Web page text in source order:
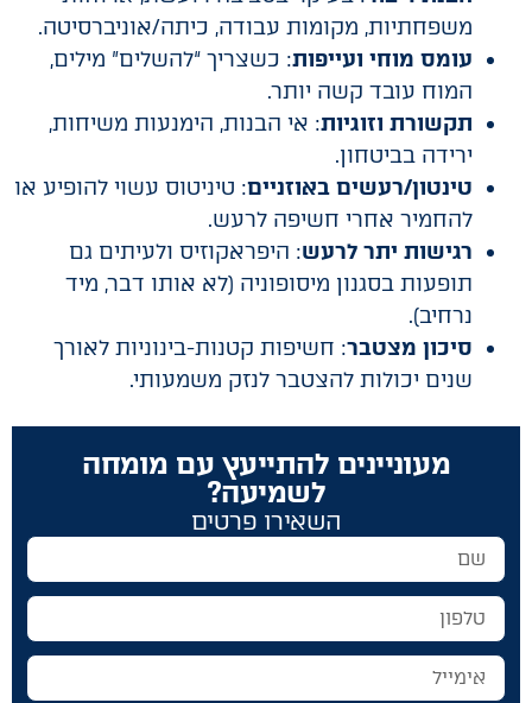
משפחתיות, מקומות עבודה, כיתה/אוניברסיטה.
עומס מוחי ועייפות: כשצריך “להשלים” מילים,
המוח עובד קשה יותר.
תקשורת וזוגיות: אי הבנות, הימנעות משיחות,
ירידה בביטחון.
טינטון/רעשים באוזניים: טיניטוס עשוי להופיע או
להחמיר אחרי חשיפה לרעש.
רגישות יתר לרעש: היפראקוזיס ולעיתים גם
תופעות בסגנון מיסופוניה (לא אותו דבר, מיד
נרחיב).
סיכון מצטבר: חשיפות קטנות-בינוניות לאורך
שנים יכולות להצטבר לנזק משמעותי.
מעוניינים להתייעץ עם מומחה
לשמיעה?
השאירו פרטים